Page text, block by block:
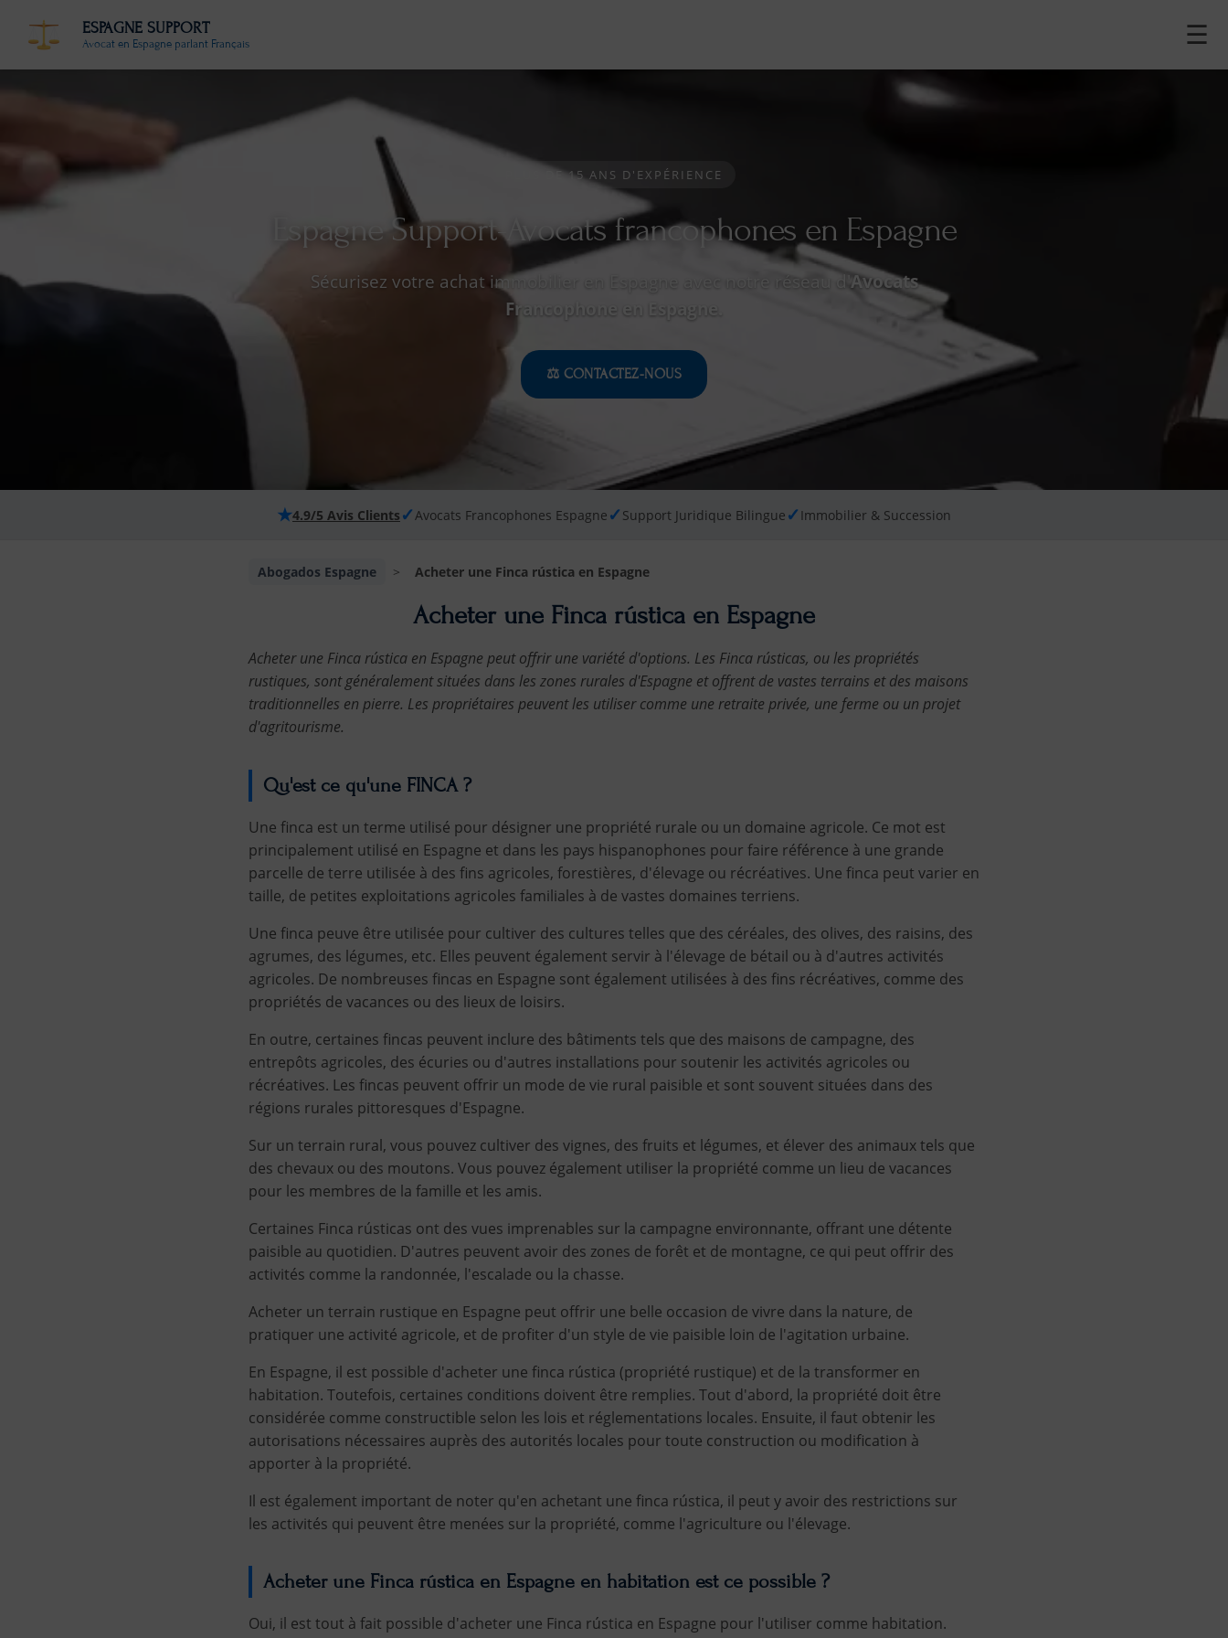
ESPAGNE SUPPORT
Avocat en Espagne parlant Français ☰
PLUS DE 15 ANS D'EXPÉRIENCE
Espagne Support-Avocats francophones en Espagne
Sécurisez votre achat immobilier en Espagne avec notre réseau d' Avocats
Francophone en Espagne.
⚖️ CONTACTEZ-NOUS
★4.9/5 Avis Clients ✓ Avocats Francophones Espagne ✓ Support Juridique Bilingue ✓ Immobilier & Succession
Abogados Espagne > Acheter une Finca rústica en Espagne
Acheter une Finca rústica en Espagne
Acheter une Finca rústica en Espagne peut offrir une variété d'options. Les Finca rústicas, ou les propriétés
rustiques, sont généralement situées dans les zones rurales d'Espagne et offrent de vastes terrains et des maisons
traditionnelles en pierre. Les propriétaires peuvent les utiliser comme une retraite privée, une ferme ou un projet
d'agritourisme.
Qu'est ce qu'une FINCA ?
Une finca est un terme utilisé pour désigner une propriété rurale ou un domaine agricole. Ce mot est
principalement utilisé en Espagne et dans les pays hispanophones pour faire référence à une grande
parcelle de terre utilisée à des fins agricoles, forestières, d'élevage ou récréatives. Une finca peut varier en
taille, de petites exploitations agricoles familiales à de vastes domaines terriens.
Une finca peuve être utilisée pour cultiver des cultures telles que des céréales, des olives, des raisins, des
agrumes, des légumes, etc. Elles peuvent également servir à l'élevage de bétail ou à d'autres activités
agricoles. De nombreuses fincas en Espagne sont également utilisées à des fins récréatives, comme des
propriétés de vacances ou des lieux de loisirs.
En outre, certaines fincas peuvent inclure des bâtiments tels que des maisons de campagne, des
entrepôts agricoles, des écuries ou d'autres installations pour soutenir les activités agricoles ou
récréatives. Les fincas peuvent offrir un mode de vie rural paisible et sont souvent situées dans des
régions rurales pittoresques d'Espagne.
Sur un terrain rural, vous pouvez cultiver des vignes, des fruits et légumes, et élever des animaux tels que
des chevaux ou des moutons. Vous pouvez également utiliser la propriété comme un lieu de vacances
pour les membres de la famille et les amis.
Certaines Finca rústicas ont des vues imprenables sur la campagne environnante, offrant une détente
paisible au quotidien. D'autres peuvent avoir des zones de forêt et de montagne, ce qui peut offrir des
activités comme la randonnée, l'escalade ou la chasse.
Acheter un terrain rustique en Espagne peut offrir une belle occasion de vivre dans la nature, de
pratiquer une activité agricole, et de profiter d'un style de vie paisible loin de l'agitation urbaine.
En Espagne, il est possible d'acheter une finca rústica (propriété rustique) et de la transformer en
habitation. Toutefois, certaines conditions doivent être remplies. Tout d'abord, la propriété doit être
considérée comme constructible selon les lois et réglementations locales. Ensuite, il faut obtenir les
autorisations nécessaires auprès des autorités locales pour toute construction ou modification à
apporter à la propriété.
Il est également important de noter qu'en achetant une finca rústica, il peut y avoir des restrictions sur
les activités qui peuvent être menées sur la propriété, comme l'agriculture ou l'élevage.
Acheter une Finca rústica en Espagne en habitation est ce possible ?
Oui, il est tout à fait possible d'acheter une Finca rústica en Espagne pour l'utiliser comme habitation.